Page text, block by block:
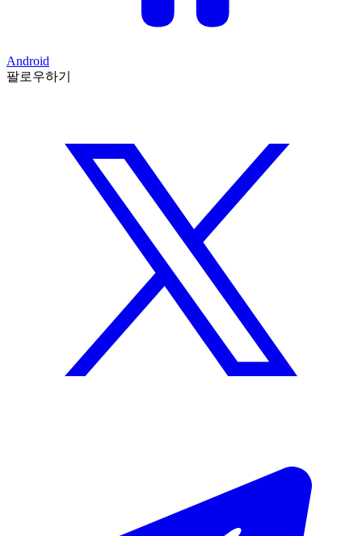
Android
팔로우하기